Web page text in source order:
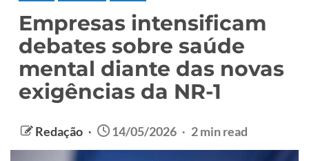
Empresas intensificam
debates sobre saúde
mental diante das novas
exigências da NR-1
Redação 14/05/2026 2 min read